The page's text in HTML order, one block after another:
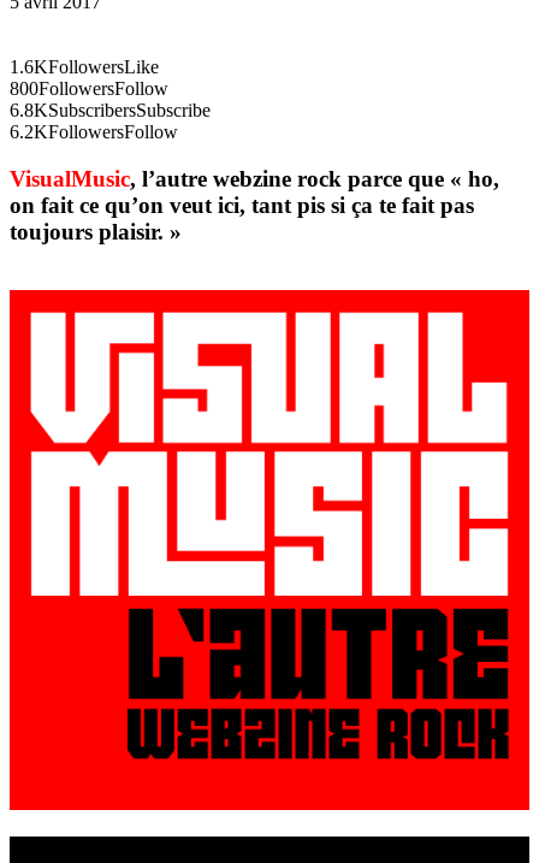
1.6KFollowersLike
800FollowersFollow
6.8KSubscribersSubscribe
6.2KFollowersFollow
VisualMusic, l’autre webzine rock parce que « ho,
on fait ce qu’on veut ici, tant pis si ça te fait pas
toujours plaisir. »